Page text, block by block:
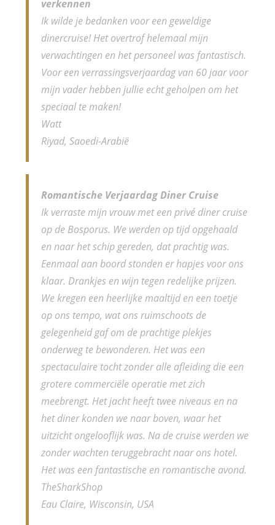
verkennen
Ik wilde je bedanken voor een geweldige
dinercruise! Het overtrof helemaal mijn
verwachtingen en het personeel was fantastisch.
Voor een verrassingsverjaardag van 60 jaar voor
mijn vader hebben jullie echt geholpen om het
speciaal te maken!
Watt
Riyad, Saoedi-Arabië
Romantische Verjaardag Diner Cruise
Ik verraste mijn vrouw met een privé diner cruise
op de Bosporus. We werden op tijd opgehaald
en naar het schip gereden, dat prachtig was.
Eenmaal aan boord stonden er hapjes voor ons
klaar. Drankjes en wijn tegen redelijke prijzen.
We kregen een heerlijke maaltijd en een toetje
op ons tempo, wat ons ruimschoots de
gelegenheid gaf om de prachtige plekjes
onderweg te bewonderen. Het was een
spectaculaire tocht zonder alle afleiding die een
grotere commerciële operatie met zich
meebrengt. Het jacht heeft twee niveaus en na
het diner konden we naar boven, waar het
uitzicht ongelooflijk was. Na de cruise werden we
zonder wachten teruggebracht naar ons hotel.
Het was een fantastische en romantische avond.
TheSharkShop
Eau Claire, Wisconsin, USA